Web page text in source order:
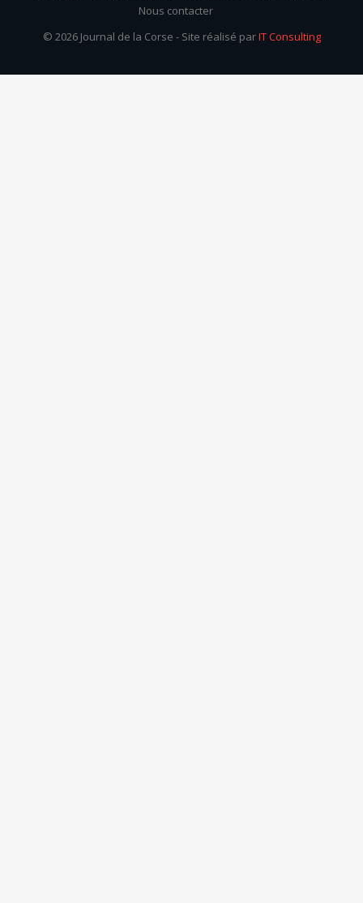
Nous contacter
© 2026 Journal de la Corse - Site réalisé parIT Consulting